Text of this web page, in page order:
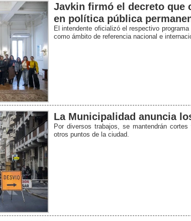
Javkin firmó el decreto que
en política pública
El intendente oficializó el respectivo
como ámbito de referencia nacional e
La Municipalidad anuncia
Por diversos trabajos, se mantendrán
otros puntos de la ciudad.